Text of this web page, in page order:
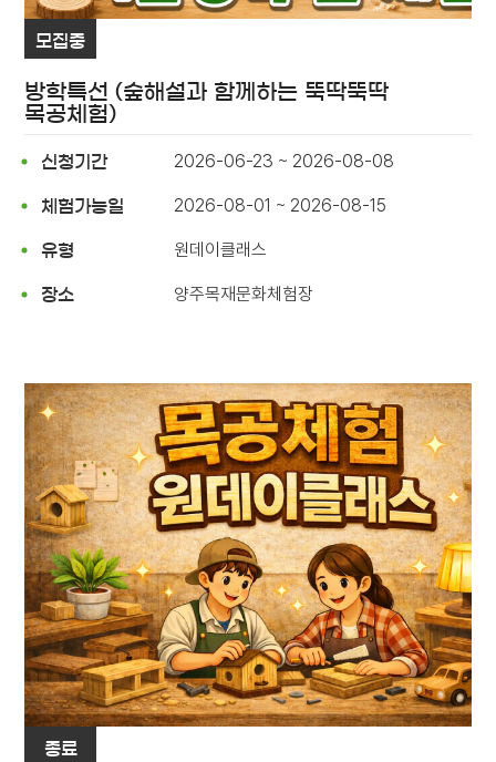
모집중
방학특선 (숲해설과 함께하는 뚝딱뚝딱
목공체험)
신청기간 2026-06-23 ~ 2026-08-08
체험가능일 2026-08-01 ~ 2026-08-15
유형 원데이클래스
장소 양주목재문화체험장
종료